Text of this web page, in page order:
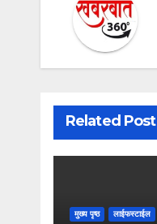
Related Post
मुख्य पृष्ठ लाईफस्टाईल